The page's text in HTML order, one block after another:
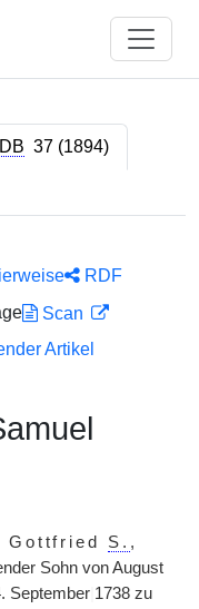
37 (1894)
RDF
Scan
Artikel
Gottfried S. ,
Sohn von August
September 1738 zu